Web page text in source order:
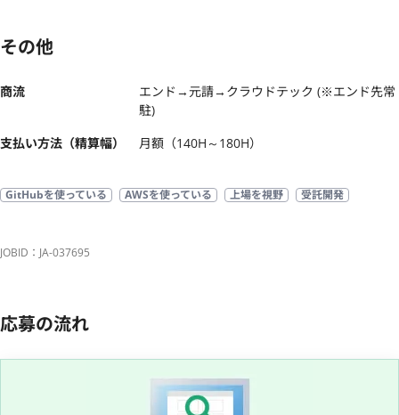
その他
商流
エンド→元請→クラウドテック (※エンド先常
駐)
支払い方法（精算幅）
月額（140H～180H）
GitHubを使っている AWSを使っている 上場を視野 受託開発
JOBID：JA-037695
応募の流れ